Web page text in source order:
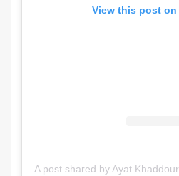
View this post on
A post shared by Ayat